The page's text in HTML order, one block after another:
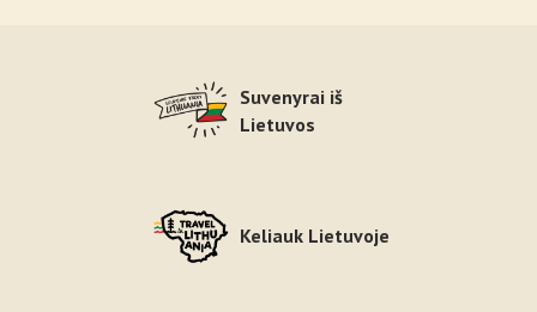
Suvenyrai iš
Lietuvos
Keliauk Lietuvoje